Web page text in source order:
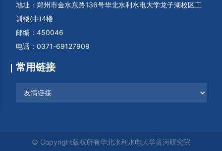
地址：郑州市金水东路136号华北水利水电大学龙子湖校区工
训楼(中)4楼
邮编：450046
电话：0371-69127909
常用链接
© Copyright版权所有华北水利水电大学黄河研究院